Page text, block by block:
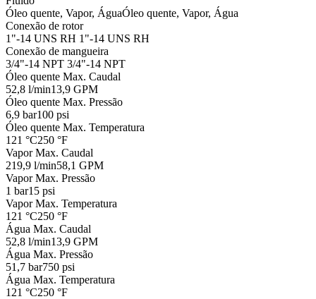
Óleo quente, Vapor, ÁguaÓleo quente, Vapor, Água
Conexão de rotor
1"-14 UNS RH 1"-14 UNS RH
Conexão de mangueira
3/4"-14 NPT 3/4"-14 NPT
Óleo quente Max. Caudal
52,8 l/min13,9 GPM
Óleo quente Max. Pressão
6,9 bar100 psi
Óleo quente Max. Temperatura
121 °C250 °F
Vapor Max. Caudal
219,9 l/min58,1 GPM
Vapor Max. Pressão
1 bar15 psi
Vapor Max. Temperatura
121 °C250 °F
Água Max. Caudal
52,8 l/min13,9 GPM
Água Max. Pressão
51,7 bar750 psi
Água Max. Temperatura
121 °C250 °F